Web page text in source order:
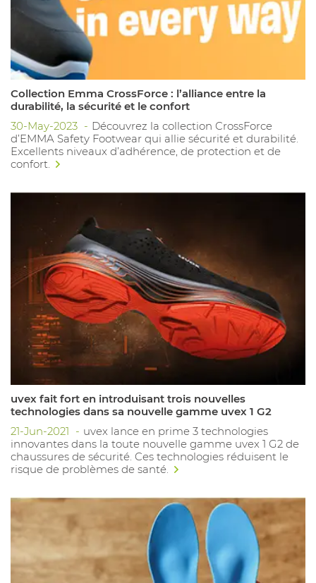
Collection Emma CrossForce : l’alliance entre la
durabilité, la sécurité et le confort
30-May-2023
Découvrez la collection CrossForce
d’EMMA Safety Footwear qui allie sécurité et durabilité.
Excellents niveaux d’adhérence, de protection et de
confort.
uvex fait fort en introduisant trois nouvelles
technologies dans sa nouvelle gamme uvex 1 G2
21-Jun-2021
uvex lance en prime 3 technologies
innovantes dans la toute nouvelle gamme uvex 1 G2 de
chaussures de sécurité. Ces technologies réduisent le
risque de problèmes de santé.